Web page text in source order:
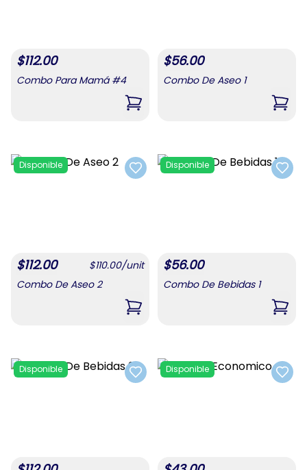
$112.00
Combo Para Mamá #4
,Combo Para Mamá #4
$56.00
Combo De Aseo 1
,
Add to favorites
Disponible
$112.00 $110.00/unit
Combo De Aseo 2
,Combo De Aseo 2
Add
Disponible
$56.00
Combo De Bebidas 1
,
Add to favorites
Disponible
Add
Disponible